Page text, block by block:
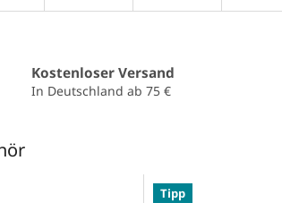
Kostenloser Versand
In Deutschland ab 75 €
Tipp